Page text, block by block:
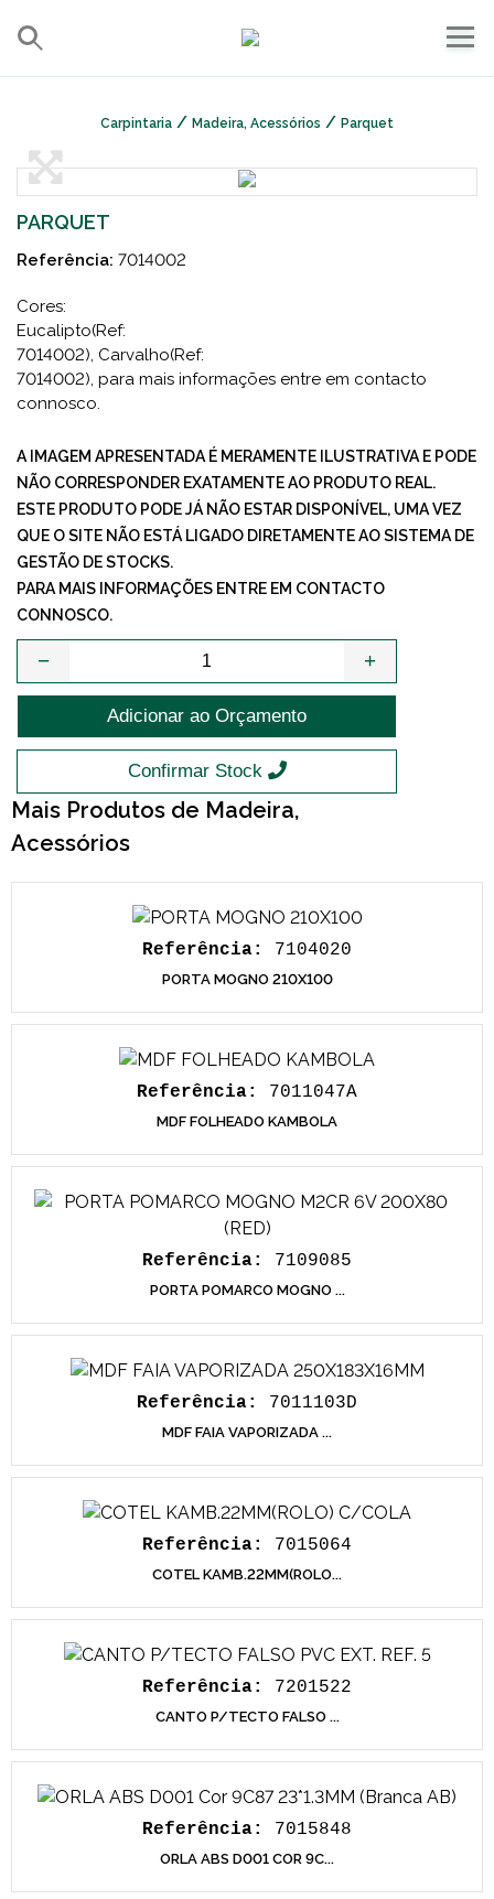
Carpintaria / Madeira, Acessórios / Parquet
PARQUET
Referência: 7014002
Cores:
Eucalipto(Ref:
7014002), Carvalho(Ref:
7014002), para mais informações entre em contacto
connosco.
A IMAGEM APRESENTADA É MERAMENTE ILUSTRATIVA E PODE
NÃO CORRESPONDER EXATAMENTE AO PRODUTO REAL.
ESTE PRODUTO PODE JÁ NÃO ESTAR DISPONÍVEL, UMA VEZ
QUE O SITE NÃO ESTÁ LIGADO DIRETAMENTE AO SISTEMA DE
GESTÃO DE STOCKS.
PARA MAIS INFORMAÇÕES ENTRE EM CONTACTO
CONNOSCO.
− +
Adicionar ao Orçamento
Confirmar Stock
Mais Produtos de Madeira,
Acessórios
Referência: 7104020
PORTA MOGNO 210X100
Referência: 7011047A
MDF FOLHEADO KAMBOLA
Referência: 7109085
PORTA POMARCO MOGNO ...
Referência: 7011103D
MDF FAIA VAPORIZADA ...
Referência: 7015064
COTEL KAMB.22MM(ROLO...
Referência: 7201522
CANTO P/TECTO FALSO ...
Referência: 7015848
ORLA ABS D001 COR 9C...